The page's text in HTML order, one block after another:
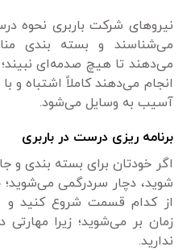
نیروهای شرکت باربری نحوه
می‌شناسند و بسته بندی
می‌دهند تا هیچ صدمه‌ای نبیند؛
انجام می‌دهند کاملاً اشتباه
آسیب به وسایل می‌شود.
برنامه ریزی درست در باربری
اگر خودتان برای بسته بندی و
شوید، دچار سردرگمی می‌شوید؛
از کدام قسمت شروع کنید و
زمان بر می‌شوید؛ زیرا
ندارید.